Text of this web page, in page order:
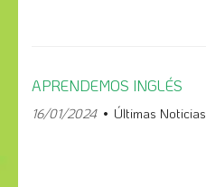
APRENDEMOS INGLÉS
16/01/2024 Últimas Noticias